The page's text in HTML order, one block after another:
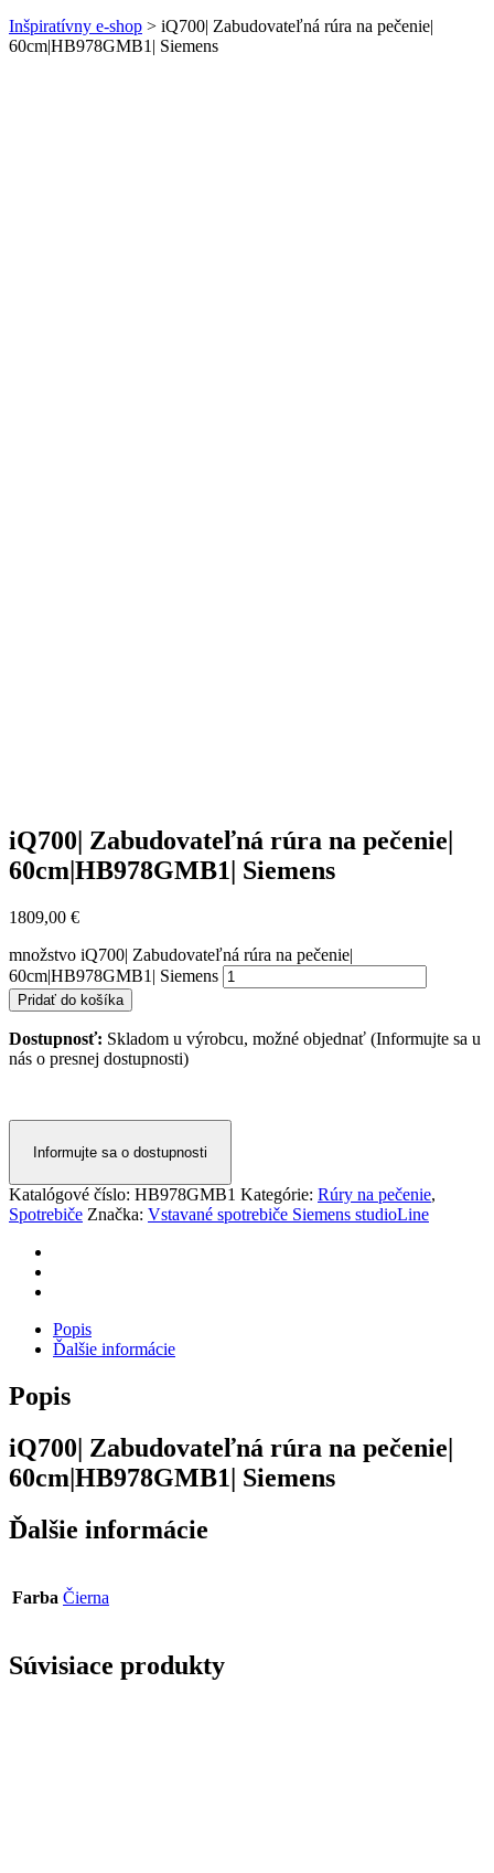
Inšpiratívny e-shop > iQ700| Zabudovateľná rúra na pečenie|
60cm|HB978GMB1| Siemens
iQ700| Zabudovateľná rúra na pečenie|
60cm|HB978GMB1| Siemens
1809,00 €
množstvo iQ700| Zabudovateľná rúra na pečenie|
60cm|HB978GMB1| Siemens
Pridať do košíka
Dostupnosť: Skladom u výrobcu, možné objednať (Informujte sa u
nás o presnej dostupnosti)
Informujte sa o dostupnosti
Katalógové číslo: HB978GMB1 Kategórie: Rúry na pečenie,
Spotrebiče Značka: Vstavané spotrebiče Siemens studioLine
Popis
Ďalšie informácie
Popis
iQ700| Zabudovateľná rúra na pečenie|
60cm|HB978GMB1| Siemens
Ďalšie informácie
Farba Čierna
Súvisiace produkty